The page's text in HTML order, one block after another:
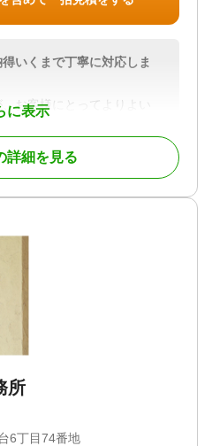
続き / 戸籍収集 / 相続税対
相談無料 / 18時以降相談可
に表示
いくまで丁寧に対応しま
お客様にとってよりよい
で柔軟にご提案いたしま
く、相続人の皆さまに納
ることを心がけておりま
税申告 / 相続手続き / 銀行
対策 / 相続人調査
相談可 / 初回相談無料 / 18
可
詳細を見る
所
6丁目74番地